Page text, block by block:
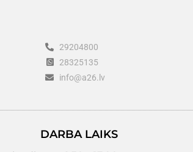
29204800
28325135
info@a26.lv
DARBA LAIKS